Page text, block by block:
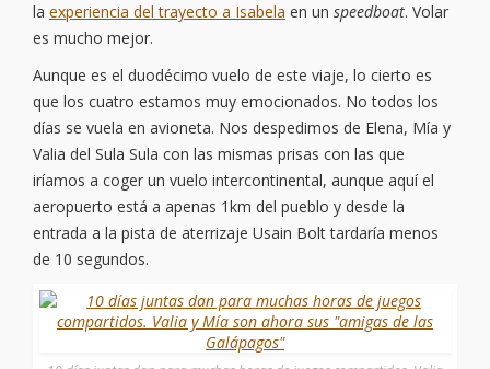
la experiencia del trayecto a Isabela en un speedboat. Volar
es mucho mejor.
Aunque es el duodécimo vuelo de este viaje, lo cierto es
que los cuatro estamos muy emocionados. No todos los
días se vuela en avioneta. Nos despedimos de Elena, Mía y
Valia del Sula Sula con las mismas prisas con las que
iríamos a coger un vuelo intercontinental, aunque aquí el
aeropuerto está a apenas 1km del pueblo y desde la
entrada a la pista de aterrizaje Usain Bolt tardaría menos
de 10 segundos.